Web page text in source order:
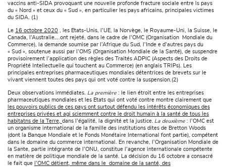
vaccins anti-SIDA provoquant une nouvelle profonde fracture sociale entre ls pays
du « Nord » et ceux du « Sud », en particulier les pays africains, principales victimes
du SIDA. (1)
Le 16 octobre 2020 , les Etats-Unis, l’UE, la Norvège, le Royaume-Uni, la Suisse, le
Canada, l’Australie….ont rejeté, dans le cadre de l’OMC (Organisation Mondiale du
Commerce), la demande soumise par l’Afrique du Sud, l’Inde e d’autres pays du
« Sud », soutenue aussi par l’OMS (Organisation Mondiale de la Santé), de suspendre
provisoirement l’application des règles des Traités ADPIC (Aspects des Droits de
Propriété Intellectuelle qui touchent au Commerce) (en anglais TRIPs). Les
principales entreprises pharmaceutiques mondiales détentrices de brevets sur le
vivant viennent toutes des pays qui ont voté contre la suspension.(2)
Deux observations immédiates. La première : le lien étroit entre les entreprises
pharmaceutiques mondiales et les Etats qui ont voté contre montre clairement que
les pouvoirs publics de ces pays ont surtout défendu les intérêts économiques des
entreprises privées et agi sciemment contre le droit humain à la santé de tous les
habitatns de la Terre, dans l’égalité, la dignité et la justice. La deuxième : l’OMC est
un organisme international de la famille des institutions dites de Bretton Woods
(dont la Banque Mondiale et le Fonds Monétaire International font partie), compétent
dans le domaine du commerce international. En revanche, l’Organisation Mondiale de
la Sante, partie intégrante de l’ONU, constitue l’agence internationale compétente
en matière de politique mondiale de la santé. La décision du 16 octobre a consacré
le fait que l’OMC détient, même dans le domaine de la santé, des